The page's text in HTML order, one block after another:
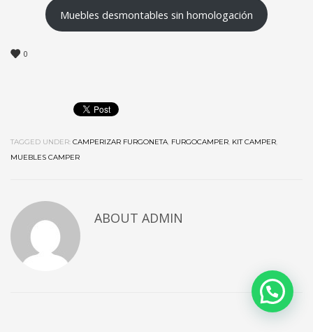
Muebles desmontables sin homologación
0
TAGGED UNDER: CAMPERIZAR FURGONETA, FURGOCAMPER, KIT CAMPER,
MUEBLES CAMPER
ABOUT ADMIN